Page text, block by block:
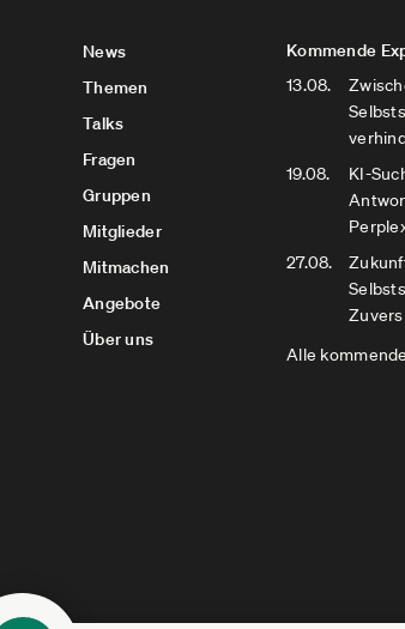
News
Themen
Talks
Fragen
Gruppen
Mitglieder
Mitmachen
Angebote
Über uns
Kommende
13.08.
19.08.
KI-
27.08.
Alle